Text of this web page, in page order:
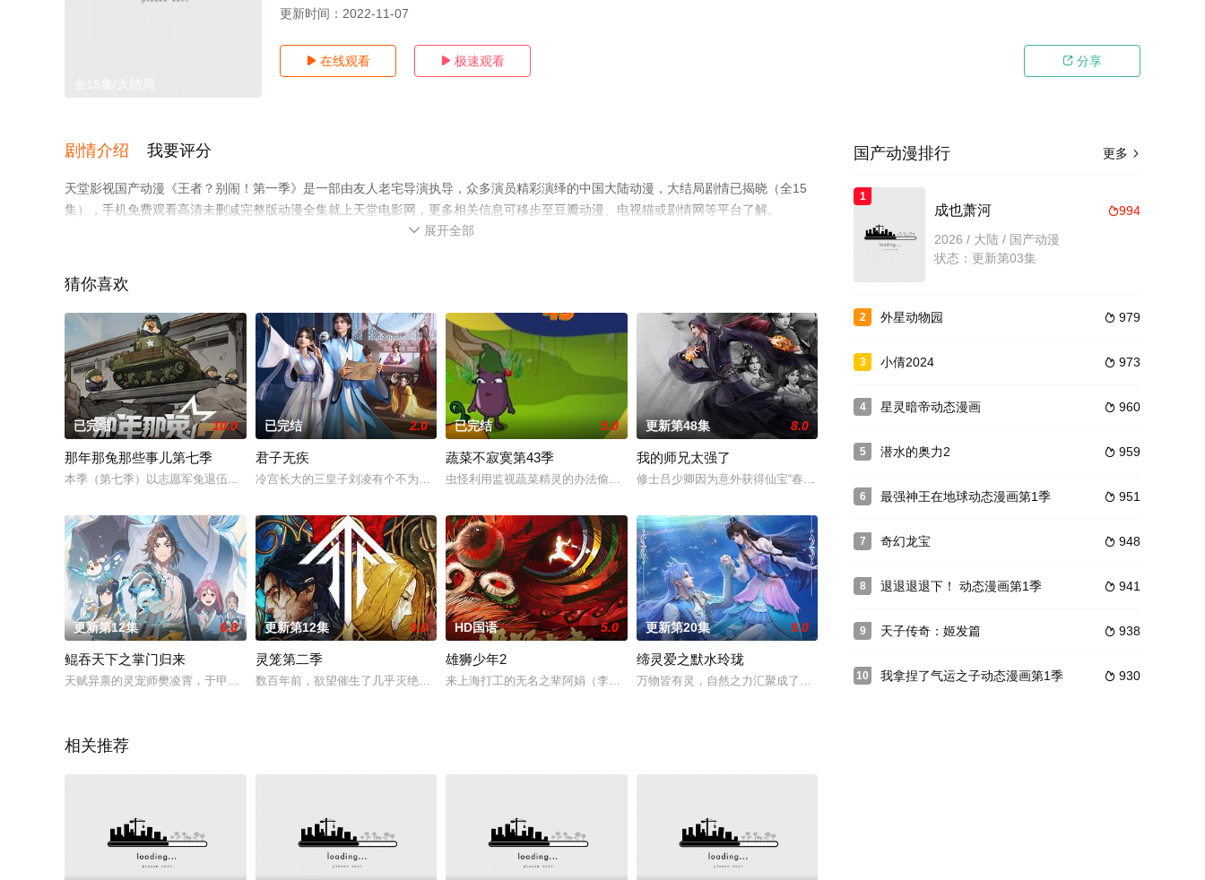
更新时间： 2022-11-07
 在线观看  极速观看  分享
剧情介绍 我要评分
天堂影视国产动漫《王者？别闹！第一季》是一部由友人老宅导演执导，众多演员精彩演绎的中国大陆动漫，大结局剧情已揭晓（全15
集），手机免费观看高清未删减完整版动漫全集就上天堂电影网，更多相关信息可移步至豆瓣动漫、电视猫或剧情网等平台了解。
 展开全部
猜你喜欢
已完结 10.0
那年那兔那些事儿第七季
本季（第七季）以志愿军兔退伍老兵和后代的视角，讲述种花家制造业从无到有，从落后到追赶，最终形成完备的自有体系的故事。
已完结 2.0
君子无疾
冷宫长大的三皇子刘凌有个不为人知的秘密，他的眼睛能看见“神仙”！看落魄少年刘凌偶遇从天而降的御姐神仙姚霁，在一群身怀绝技的前
已完结 5.0
蔬菜不寂寞第43季
虫怪利用监视蔬菜精灵的办法偷窥到了很多蔬菜精灵们的秘密，在得意之下他大肆宣扬，放了个大喇叭对着蔬菜园，循环播放自己观察到的秘
更新第48集 8.0
我的师兄太强了
修士吕少卿因为意外获得仙宝“春秋戒”，被正道仙盟列为灭世魔头追杀至死，意外穿越时空回到了千年之前，
更新第12集 6.0
鲲吞天下之掌门归来
天赋异禀的灵宠师樊凌霄，于甲级门派晋升赛上遭人暗算，被自己的灵鲲所吞噬。睁眼醒来却发现自己已化身为一名叫“流锋芒”的少年，身
更新第12集 9.0
灵笼第二季
数百年前，欲望催生了几乎灭绝人类的玛娜生态。人类瞬间沦为猎物，文明毁灭殆尽，末日中猜忌和恐惧拉开了人与人之间的距离。灾难当前
HD国语 5.0
雄狮少年2
来上海打工的无名之辈阿娟（李昕 配音），为了赚钱给父亲治病，同意代表没落的传武拳馆参加“上海格斗之夜”武术比赛，为此他必须战
更新第20集 9.0
缔灵爱之默水玲珑
万物皆有灵，自然之力汇聚成了各种拥有意识的仙子。但是，由于人类不爱惜自然更有被封禁的力量觉醒，仙
相关推荐
更多 
国产动漫排行
1
994
成也萧河
2026 / 大陆 / 国产动漫
状态：更新第03集
2  979
外星动物园
3  973
小倩2024
4  960
星灵暗帝动态漫画
5  959
潜水的奥力2
6  951
最强神王在地球动态漫画第1季
7  948
奇幻龙宝
8  941
退退退退下！ 动态漫画第1季
9  938
天子传奇：姬发篇
10  930
我拿捏了气运之子动态漫画第1季